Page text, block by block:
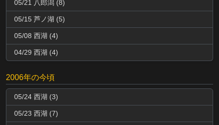
05/21 八郎潟 (8)
05/15 芦ノ湖 (5)
05/08 西湖 (4)
04/29 西湖 (4)
2006年の今頃
05/24 西湖 (3)
05/23 西湖 (7)